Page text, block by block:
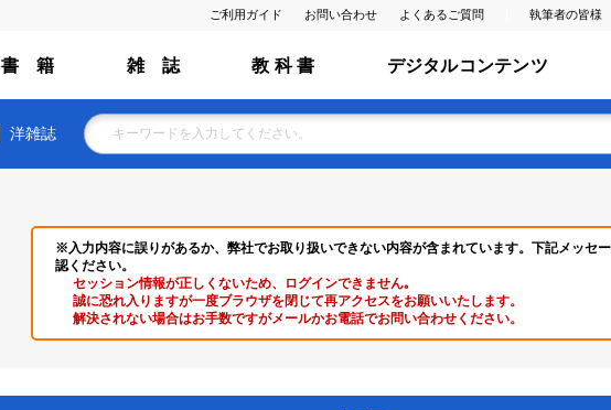
ご利用ガイド お問い合わせ よくあるご質問 執筆者の皆様
書 籍 雑 誌 教 科 書 デジタルコンテンツ
洋雑誌
※入力内容に誤りがあるか、弊社でお取り扱いできない内容が含まれています。下記メッセ
認ください。
セッション情報が正しくないため、ログインできません｡
誠に恐れ入りますが一度ブラウザを閉じて再アクセスをお願いいたします。
解決されない場合はお手数ですがメールかお電話でお問い合わせください。